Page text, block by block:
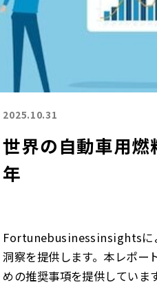
2025.10.31
世界の自動車用
年
Fortunebusinessinsightsに
洞察を提供します。本レポー
めの推奨事項を提供していま